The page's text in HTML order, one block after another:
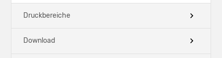
Druckbereiche
Download